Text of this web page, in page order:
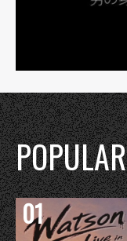
POPULAR